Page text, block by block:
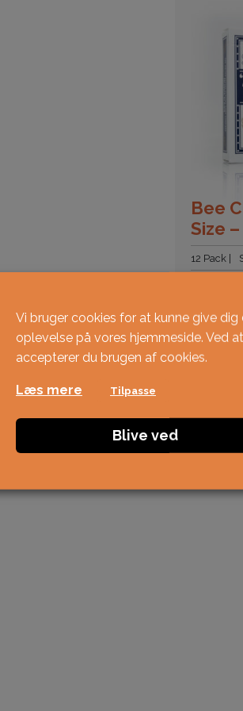
Bee
Size
12 Pack
Vi bruger cookies for at kunne give
oplevelse på vores hjemmeside. Ved
accepterer du brugen af ​​cookies.
Læs mere Tilpasse
Blive ved